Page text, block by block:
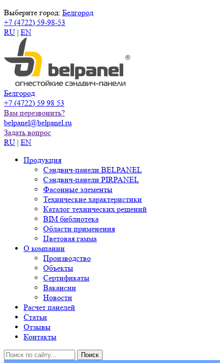
Выберите город: Белгород
+7 (4722) 59-98-53
RU | EN
Белгород
+7 (4722) 59 98 53
Вам перезвонить?
belpanel@belpanel.ru
Задать вопрос
RU | EN
Продукция
Сэндвич-панели BELPANEL
Сэндвич-панели PIRPANEL
Фасонные элементы
Технические характеристики
Каталог технических решений
BIM библиотека
Области применения
Цветовая гамма
О компании
Производство
Объекты
Сертификаты
Вакансии
Новости
Расчет панелей
Статьи
Отзывы
Контакты